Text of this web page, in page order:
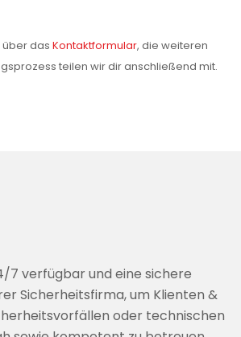
über das Kontaktformular, die weiteren
teilen wir dir anschließend mit.
7 verfügbar und eine sichere
Sicherheitsfirma, um Klienten &
oder technischen